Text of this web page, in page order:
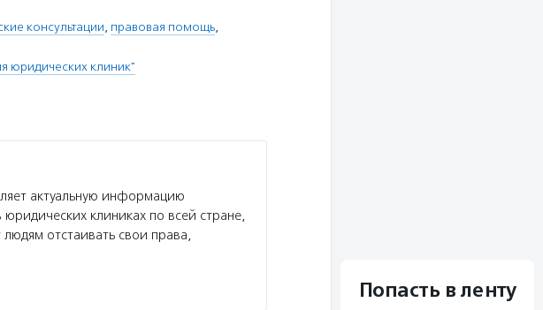
консультации, правовая помощь,
юридических клиник"
актуальную информацию
клиниках по всей стране,
отстаивать свои права,
Попасть в ленту